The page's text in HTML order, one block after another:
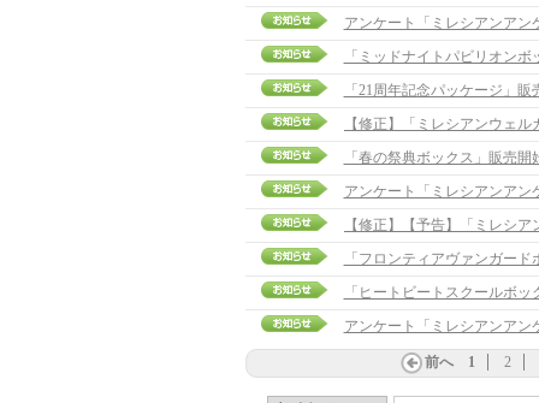
アンケート「ミレシアンアン
「ミッドナイトパビリオン
「21周年記念パッケージ」
「春の祭典ボックス」販売開
アンケート「ミレシアンアン
「フロンティアヴァンガー
「ヒートビートスクールボ
アンケート「ミレシアンアン
前へ 1 2